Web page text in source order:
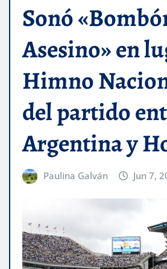
Sonó
Asesino» en
Himno
del partido
Argentina y
Paulina Galván Jun 7,